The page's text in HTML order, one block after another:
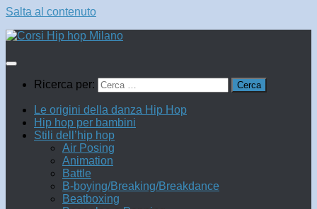
Salta al contenuto
Ricerca per:
Le origini della danza Hip Hop
Hip hop per bambini
Stili dell’hip hop
Air Posing
Animation
Battle
B-boying/Breaking/Breakdance
Beatboxing